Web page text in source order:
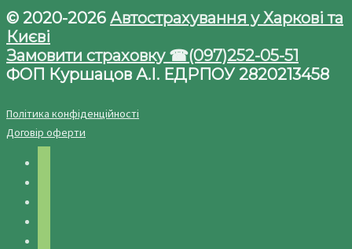
© 2020-2026 Автострахування у Харкові та
Києві
Замовити страховку ☎(097)252-05-51
ФОП Куршацов А.І. ЕДРПОУ 2820213458
Політика конфіденційності
Договір оферти